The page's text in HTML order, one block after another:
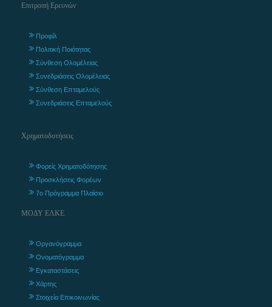
Επιτροπή Ερευνών
Προφίλ
Πολιτική Ποιότητας
Σύνθεση Ολομέλειας
Συνεδριάσεις Ολομέλειας
Σύνθεση Επταμελούς
Συνεδριάσεις Επταμελούς
Χρηματοδοτήσεις
Φορείς Χρηματοδότησης
Προσκλήσεις Φορέων
7ο Πρόγραμμα Πλαίσιο
ΜΟΔΥ ΕΛΚΕ
Οργανόγραμμα
Ονοματόγραμμα
Εγκαταστάσεις
Χάρτης
Στοιχεία Επικοινωνίας